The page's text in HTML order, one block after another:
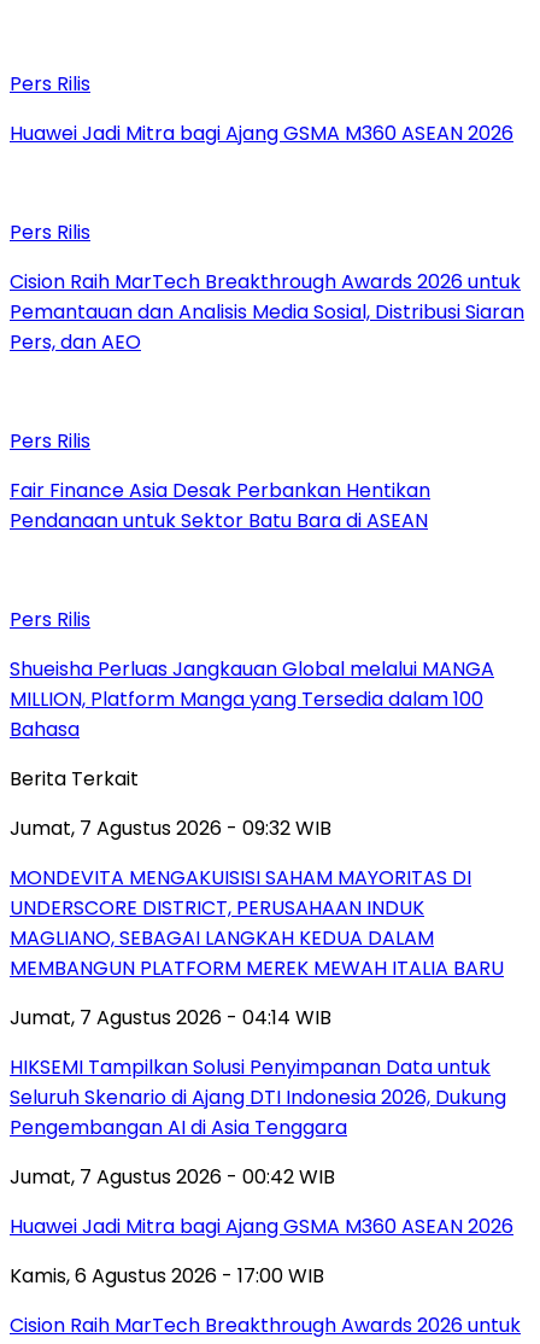
Pers Rilis
Huawei Jadi Mitra bagi Ajang GSMA M360 ASEAN 2026
Pers Rilis
Cision Raih MarTech Breakthrough Awards 2026 untuk
Pemantauan dan Analisis Media Sosial, Distribusi Siaran
Pers, dan AEO
Pers Rilis
Fair Finance Asia Desak Perbankan Hentikan
Pendanaan untuk Sektor Batu Bara di ASEAN
Pers Rilis
Shueisha Perluas Jangkauan Global melalui MANGA
MILLION, Platform Manga yang Tersedia dalam 100
Bahasa
Berita Terkait
Jumat, 7 Agustus 2026 - 09:32 WIB
MONDEVITA MENGAKUISISI SAHAM MAYORITAS DI
UNDERSCORE DISTRICT, PERUSAHAAN INDUK
MAGLIANO, SEBAGAI LANGKAH KEDUA DALAM
MEMBANGUN PLATFORM MEREK MEWAH ITALIA BARU
Jumat, 7 Agustus 2026 - 04:14 WIB
HIKSEMI Tampilkan Solusi Penyimpanan Data untuk
Seluruh Skenario di Ajang DTI Indonesia 2026, Dukung
Pengembangan AI di Asia Tenggara
Jumat, 7 Agustus 2026 - 00:42 WIB
Huawei Jadi Mitra bagi Ajang GSMA M360 ASEAN 2026
Kamis, 6 Agustus 2026 - 17:00 WIB
Cision Raih MarTech Breakthrough Awards 2026 untuk